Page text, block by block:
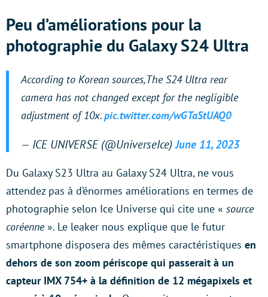
Peu d’améliorations pour la
photographie du Galaxy S24 Ultra
According to Korean sources,The S24 Ultra rear
camera has not changed except for the negligible
adjustment of 10x.pic.twitter.com/wGTaStUAQ0
— ICE UNIVERSE (@UniverseIce)June 11, 2023
Du Galaxy S23 Ultra au Galaxy S24 Ultra, ne vous
attendez pas à d’énormes améliorations en termes de
photographie selon Ice Universe qui cite une « source
coréenne». Le leaker nous explique que le futur
smartphone disposera des mêmes caractéristiques en
dehors de son zoom périscope qui passerait à un
capteur IMX 754+ à la définition de 12 mégapixels et